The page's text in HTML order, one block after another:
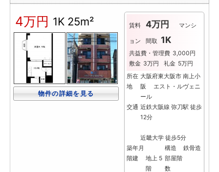
4万円 1K 25m²
物件の詳細を見る
賃料 4万円 マンシ
ョン 間取 1K
共益費・管理費 3,000円
敷金 3万円 礼金 5万円
所在
地
大阪府東大阪市 南上小
阪 エスト・ルヴェニ
ール
交通 近鉄大阪線 弥刀駅 徒歩
12分
近畿大学 徒歩5分
築年月
構造
鉄骨造
階建
地上 5
階
部屋階
数